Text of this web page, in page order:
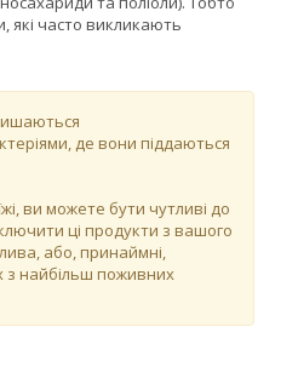
які часто викликають
де вони піддаються
ви можете бути чутливі до
ці продукти з вашого
або, принаймні,
з найбільш поживних